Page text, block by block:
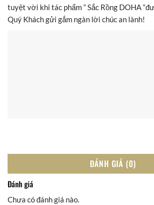
tuyệt vời khi tác phẩm ” Sắc Rồng DOHA
Quý Khách gửi gắm ngàn lời chúc an lành!
ĐÁNH GIÁ (0)
Đánh giá
Chưa có đánh giá nào.